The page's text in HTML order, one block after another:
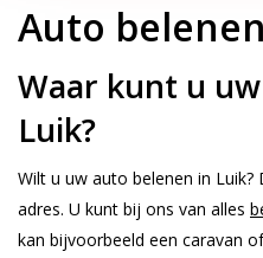
Auto
Waar kunt u
Luik?
Wilt u uw auto belenen in
adres. U kunt bij ons van alles
kan bijvoorbeeld een caravan